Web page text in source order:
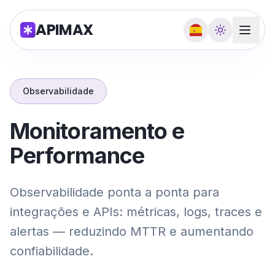
APIMAX
Observabilidade
Monitoramento e
Performance
Observabilidade ponta a ponta para
integrações e APIs: métricas, logs, traces e
alertas — reduzindo MTTR e aumentando
confiabilidade.